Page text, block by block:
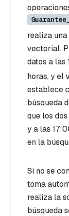
realiza
vectorial.
datos a las
horas, y el
establece
búsqueda
que los
y a las
en la
Si no se
toma
realiza la
búsqueda